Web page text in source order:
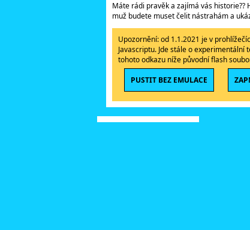
Máte rádi pravěk a zajímá vás
muž budete muset čelit nástrahám a
Upozornění: od 1.1.2021 je v
Javascriptu. Jde stále o
tohoto odkazu níže původní flash
PUSTIT BEZ EMULACE